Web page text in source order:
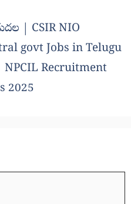
| CSIR NIO
govt Jobs in Telugu
Recruitment
2025